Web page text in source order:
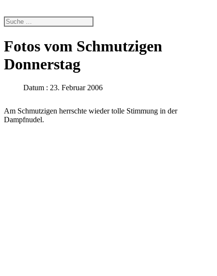
Fotos vom Schmutzigen
Donnerstag
Datum : 23. Februar 2006
Am Schmutzigen herrschte wieder tolle Stimmung in der
Dampfnudel.